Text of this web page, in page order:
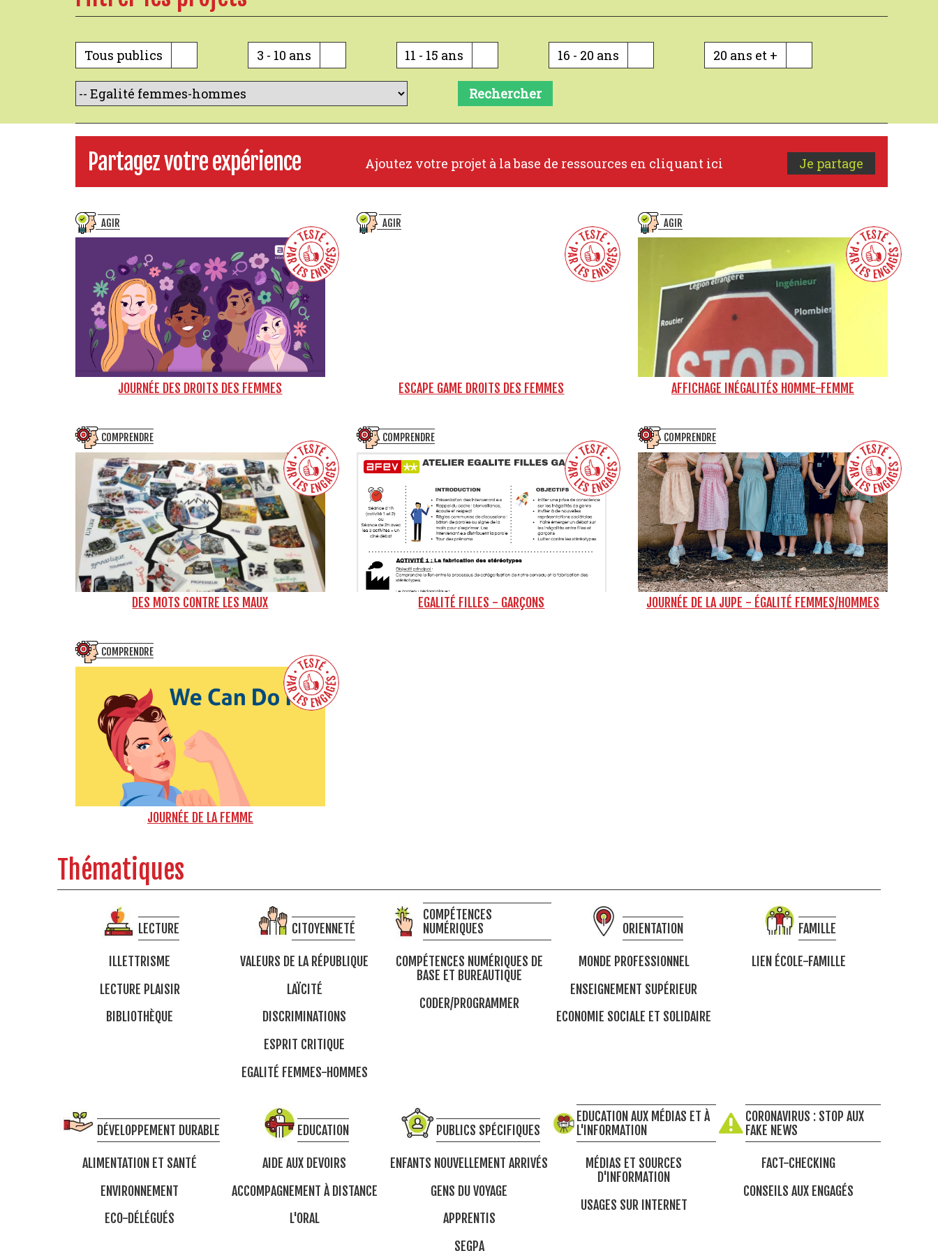
Tous publics 3 - 10 ans 11 - 15 ans 16 - 20 ans 20 ans et +
Rechercher
Partagez votre expérience Ajoutez votre projet à la base de ressources en cliquant ici Je partage
AGIR
JOURNÉE DES DROITS DES FEMMES
AGIR
ESCAPE GAME DROITS DES FEMMES
AGIR
AFFICHAGE INÉGALITÉS HOMME-FEMME
COMPRENDRE
DES MOTS CONTRE LES MAUX
COMPRENDRE
EGALITÉ FILLES - GARÇONS
COMPRENDRE
JOURNÉE DE LA JUPE - ÉGALITÉ FEMMES/HOMMES
COMPRENDRE
JOURNÉE DE LA FEMME
Thématiques
LECTURE
ILLETTRISME
LECTURE PLAISIR
BIBLIOTHÈQUE
CITOYENNETÉ
VALEURS DE LA RÉPUBLIQUE
LAÏCITÉ
DISCRIMINATIONS
ESPRIT CRITIQUE
EGALITÉ FEMMES-HOMMES
COMPÉTENCES
NUMÉRIQUES
COMPÉTENCES NUMÉRIQUES DE
BASE ET BUREAUTIQUE
CODER/PROGRAMMER
ORIENTATION
MONDE PROFESSIONNEL
ENSEIGNEMENT SUPÉRIEUR
ECONOMIE SOCIALE ET SOLIDAIRE
FAMILLE
LIEN ÉCOLE-FAMILLE
DÉVELOPPEMENT DURABLE
ALIMENTATION ET SANTÉ
ENVIRONNEMENT
ECO-DÉLÉGUÉS
EDUCATION
AIDE AUX DEVOIRS
ACCOMPAGNEMENT À DISTANCE
L'ORAL
PUBLICS SPÉCIFIQUES
ENFANTS NOUVELLEMENT ARRIVÉS
GENS DU VOYAGE
APPRENTIS
SEGPA
EDUCATION AUX MÉDIAS ET À
L'INFORMATION
MÉDIAS ET SOURCES
D'INFORMATION
USAGES SUR INTERNET
CORONAVIRUS : STOP AUX
FAKE NEWS
FACT-CHECKING
CONSEILS AUX ENGAGÉS